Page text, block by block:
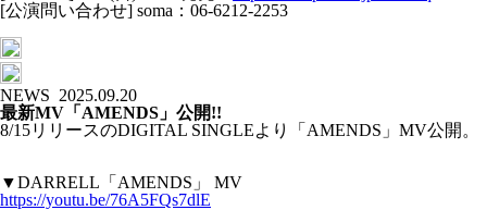
[公演問い合わせ] soma：06-6212-2253
NEWS 2025.09.20
最新MV「AMENDS」公開!!
8/15リリースのDIGITAL SINGLEより「AMENDS」MV公開。
▼DARRELL「AMENDS」 MV
https://youtu.be/76A5FQs7dlE